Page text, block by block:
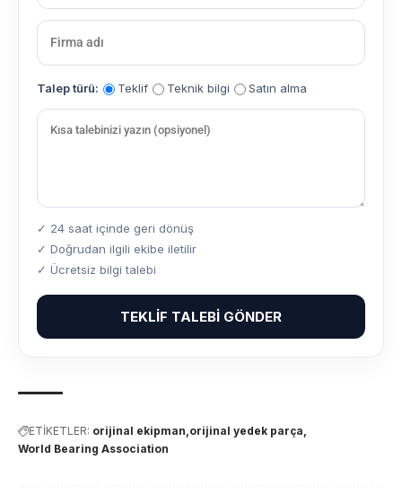
Talep türü: Teklif Teknik bilgi Satın alma
✓ 24 saat içinde geri dönüş
✓ Doğrudan ilgili ekibe iletilir
✓ Ücretsiz bilgi talebi
TEKLIF TALEBI GÖNDER
ETİKETLER: orijinal ekipman orijinal yedek parça
World Bearing Association